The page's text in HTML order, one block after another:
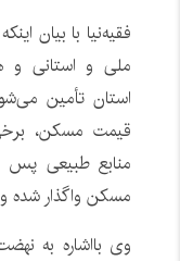
فقیه‌‌نیا با بیان
ملی و استانی و
استان تأمین
قیمت مسکن،
منابع طبیعی پس
مسکن واگذار شده
وی بااشاره به